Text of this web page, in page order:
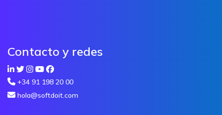
Contacto y redes
+34 91 198 20 00
hola@softdoit.com